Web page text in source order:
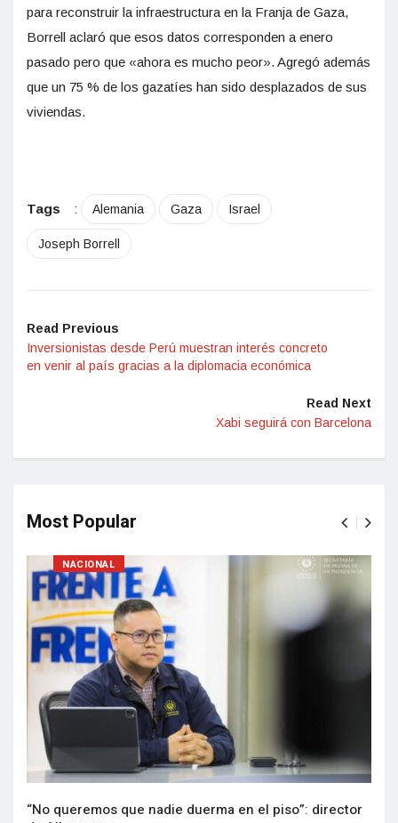
para reconstruir la infraestructura en la Franja de Gaza,
Borrell aclaró que esos datos corresponden a enero
pasado pero que «ahora es mucho peor». Agregó además
que un 75 % de los gazatíes han sido desplazados de sus
viviendas.
Tags : Alemania Gaza Israel
Joseph Borrell
Read Previous
Inversionistas desde Perú muestran interés concreto
en venir al país gracias a la diplomacia económica
Read Next
Xabi seguirá con Barcelona
Most Popular
NACIONAL
“No queremos que nadie duerma en el piso”: director